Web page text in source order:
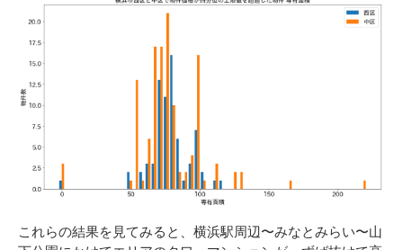
これらの結果を見てみると、横浜駅周辺〜みなとみらい〜山